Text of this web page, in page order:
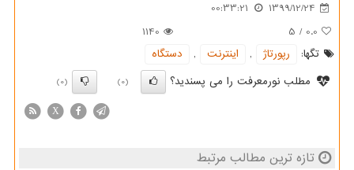
1399/12/24
00:33:21
0.0
/
5
1140
تگها:
رپورتاژ , اینترنت ,
دستگاه
مطلب نورمعرفت را می پسندید؟
(0)
(0)
X
تازه ترین مطالب مرتبط